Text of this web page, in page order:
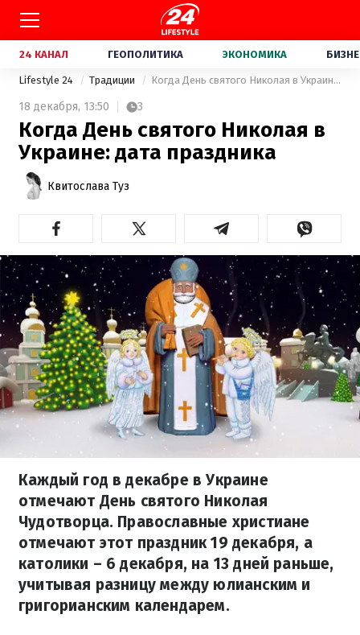
24 КАНАЛ ГЕОПОЛИТИКА ЭКОНОМИКА
Lifestyle 24 Традиции Когда День святого Николая в Украине: дата праздника
18 декабря, 13:50 3
Когда День святого Николая в
Украине: дата праздника
Квитослава Туз
Каждый год в декабре в Украине
отмечают День святого Николая
Чудотворца. Православные христиане
отмечают этот праздник 19 декабря, а
католики – 6 декабря, на 13 дней раньше,
учитывая разницу между юлианским и
григорианским календарем.